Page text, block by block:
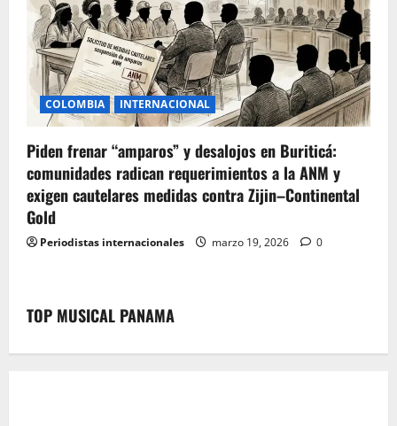
COLOMBIA INTERNACIONAL
Piden frenar “amparos” y desalojos en Buriticá:
comunidades radican requerimientos a la ANM y
exigen cautelares medidas contra Zijin–Continental
Gold
Periodistas internacionales marzo 19, 2026 0
TOP MUSICAL PANAMA